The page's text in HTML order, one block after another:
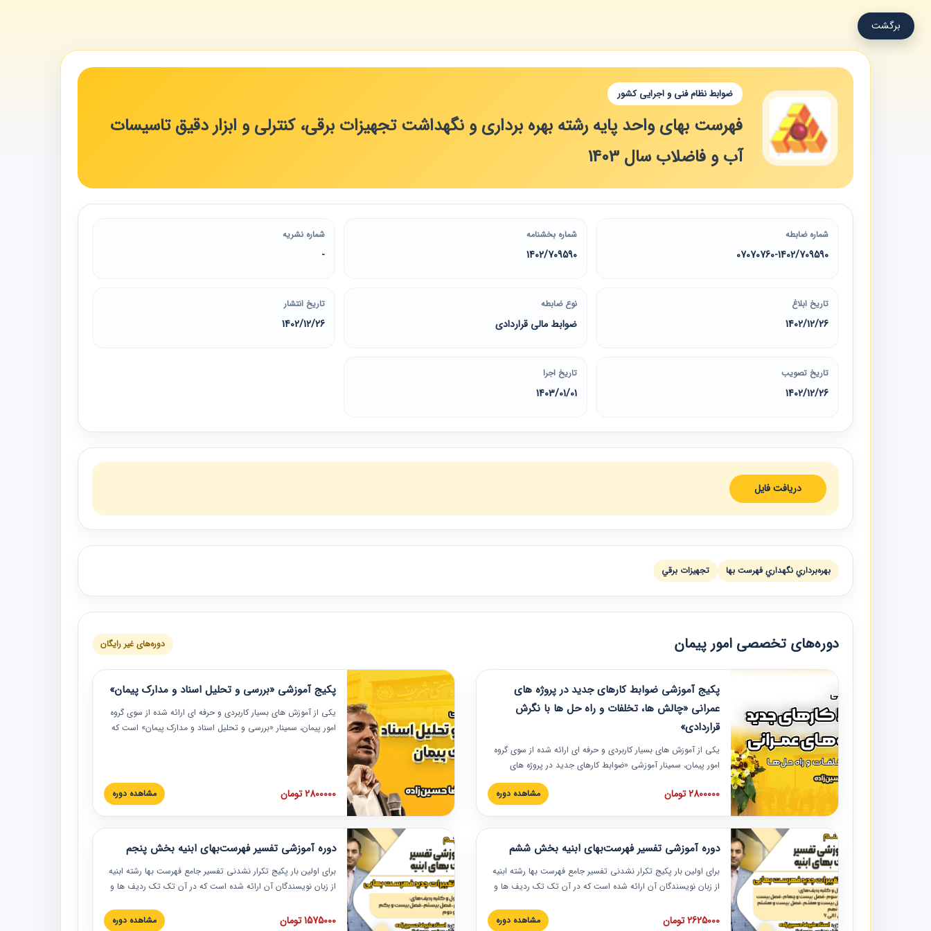
برگشت
ضوابط نظام فنی و اجرایی کشور
فهرست بهای واحد پایه رشته بهره برداری و نگهداشت تجهیزات برقی‏، کنترلی و ابزار دقیق تاسیسات
آب و فاضلاب سال 1403
شماره ضابطه
07070760-1402/709590
شماره بخشنامه
1402/709590
شماره نشریه
-
تاریخ ابلاغ
1402/12/26
نوع ضابطه
ضوابط مالی قراردادی
تاریخ انتشار
1402/12/26
تاریخ تصویب
1402/12/26
تاریخ اجرا
1403/01/01
دریافت فایل
بهره‌برداري نگهداري فهرست بها تجهيزات برقي
دوره‌های تخصصی امور پیمان دوره‌های غیر رایگان
پکیج آموزشی ضوابط کارهای جدید در پروژه های
عمرانی «چالش ها، تخلفات و راه حل ها با نگرش
قراردادی»
یکی از آموزش‏‏‏‏‏‏ های بسیار کاربردی و حرفه‏ ای ارائه شده از سوی گروه
امور پیمان، سمینار آموزشی «ضوابط کارهای جدید در پروژه های
عمرانی» چالش ها، تخلفات و راه حل ها با نگرش قراردادی است که
در محل سندیکای شرکت های ساختمانی کشور ارائه شد. در این
به همراه تجربیات عملی ارائه شده است.
2800000 تومان مشاهده دوره
پکیج آموزشی «بررسی و تحلیل اسناد و مدارک پیمان»
یکی از آموزش‏‏‏‏‏‏ های بسیار کاربردی و حرفه‏ ای ارائه شده از سوی گروه
امور پیمان، سمینار «بررسی و تحلیل اسناد و مدارک پیمان» است که
عملی در این خصوص ارائه شده است.
2800000 تومان مشاهده دوره
دوره آموزشی تفسیر فهرست‌بهای ابنیه بخش ششم
برای اولین بار پکیج تکرار نشدنی تفسیر جامع فهرست بها رشته ابنیه
از زبان نویسندگان آن ارائه شده است که در آن تک تک ردیف ها و
تصویری بوده و به همراه تصاویر عملیات اجرایی مرتبط با ردیف های
2625000 تومان مشاهده دوره
دوره آموزشی تفسیر فهرست‌بهای ابنیه بخش پنجم
برای اولین بار پکیج تکرار نشدنی تفسیر جامع فهرست بها رشته ابنیه
از زبان نویسندگان آن ارائه شده است که در آن تک تک ردیف ها و
تصویری بوده و به همراه تصاویر عملیات اجرایی مرتبط با ردیف های
1575000 تومان مشاهده دوره